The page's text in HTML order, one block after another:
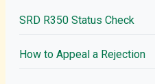
SRD R350 Status Check
How to Appeal a Rejection